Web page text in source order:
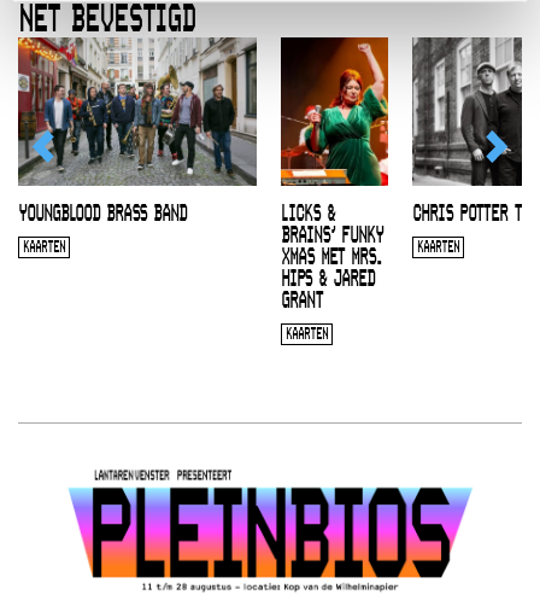
NET BEVESTIGD
YOUNGBLOOD BRASS BAND
KAARTEN
LICKS &
BRAINS’ FUNKY
XMAS MET MRS.
HIPS & JARED
GRANT
KAARTEN
CHRIS POTTER
KAARTEN